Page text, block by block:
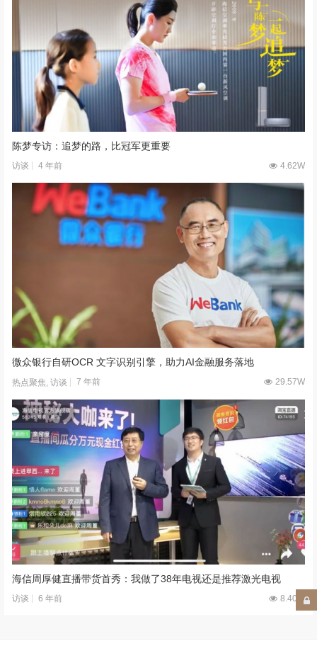
陈梦专访：追梦的路，比冠军更重要
访谈 4 年前 4.62W
微众银行自研OCR 文字识别引擎，助力AI金融服务落地
热点聚焦,访谈 7 年前 29.57W
海信周厚健直播带货首秀：我做了38年电视还是推荐激光电视
访谈 6 年前 8.40W